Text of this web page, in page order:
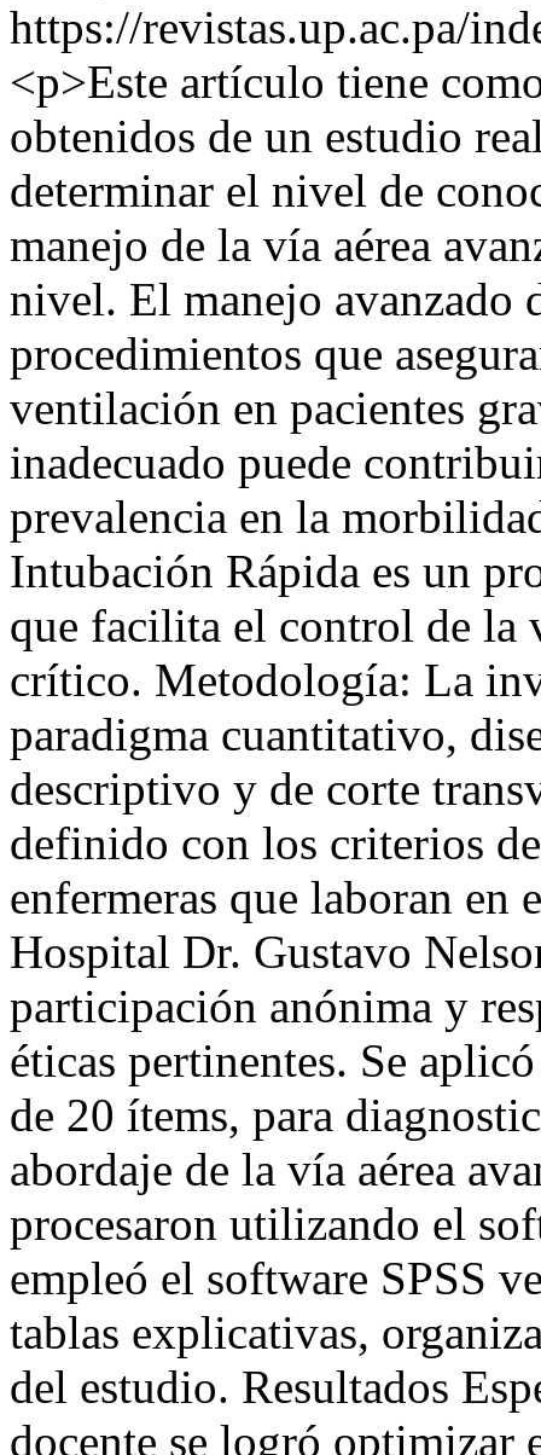
https://revistas.up.ac.pa/
<p>Este artículo tiene
obtenidos de un estudio
determinar el nivel de
manejo de la vía aérea
nivel. El manejo avanzado
procedimientos que
ventilación en pacientes
inadecuado puede
prevalencia en la
Intubación Rápida es un
que facilita el control de la
crítico. Metodología: La
paradigma cuantitativo,
descriptivo y de corte
definido con los criterios
enfermeras que laboran en
Hospital Dr. Gustavo
participación anónima y
éticas pertinentes. Se
de 20 ítems, para
abordaje de la vía aérea
procesaron utilizando el
empleó el software SPSS
tablas explicativas,
del estudio. Resultados
docente se logró optimizar